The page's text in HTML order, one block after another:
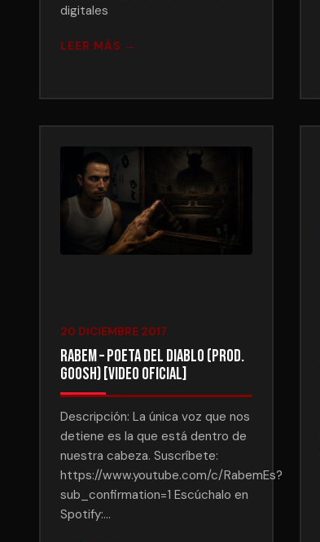
digitales
LEER MÁS →
20 DICIEMBRE 2017
Rabem – Poeta Del Diablo (Prod.
Goosh) [Video Oficial]
Descripción: La única voz que nos
detiene es la que está dentro de
nuestra cabeza. Suscríbete:
https://www.youtube.com/c/RabemEs?
sub_confirmation=1 Escúchalo en
Spotify:…